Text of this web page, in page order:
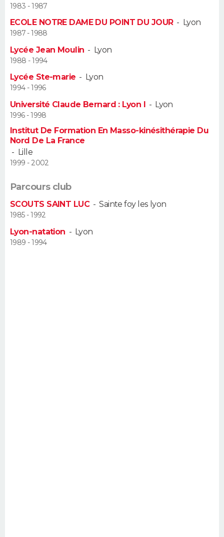
Alimentation
Guide de la santé
Maladies
Médicaments
Sommeil
VOYAGE
PHOTO
CARTE DE VOEUX
Carte de Noël
Carte Bonne année
Carte Saint-Valentin
Carte Pâques
Carte d'anniversaire
DICTIONNAIRE
Dictionnaire
Biographies
Citations
Expressions
Proverbes
PROGRAMME TV
COPAINS D'AVANT
S'inscrire
Se connecter
Lycées
Collèges
Primaires
Universités
Entreprises
Service militaire
Avis de recherche
FORUM
1983 - 1987
ECOLE NOTRE DAME DU POINT DU JOUR- Lyon
1987 - 1988
Lycée Jean Moulin - Lyon
1988 - 1994
Lycée Ste-marie - Lyon
1994 - 1996
Université Claude Bernard : Lyon I- Lyon
1996 - 1998
Institut De Formation En Masso-kinésithérapie Du
Nord De La France
- Lille
1999 - 2002
Parcours club
SCOUTS SAINT LUC-Sainte foy les lyon
1985 - 1992
Lyon-natation - Lyon
1989 - 1994